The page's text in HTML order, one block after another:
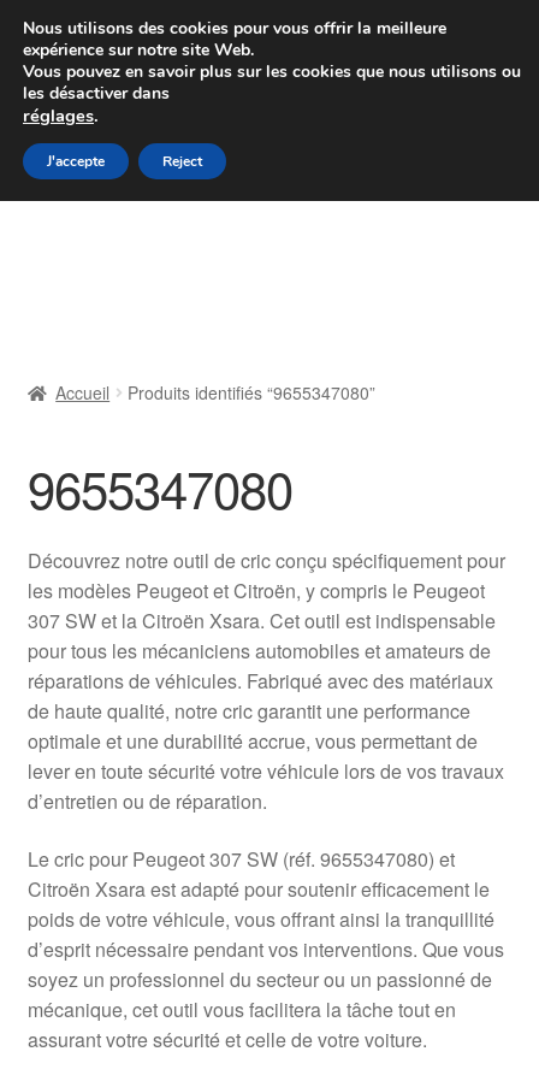
Colissimo livraison à partir de 7 EUR
Du lundi au vendredi de 9 h à 16 h
Aller
à
Aller
au
Livraison
Livraison internationale
Mon compte
Paiements
Panier
Plainte
Politique de confidentialité
Procédure de Réclamation
Termes et conditions
Accueil Produits identifiés “9655347080”
9655347080
Découvrez notre outil de cric conçu spécifiquement pour
les modèles Peugeot et Citroën, y compris le Peugeot
307 SW et la Citroën Xsara. Cet outil est indispensable
pour tous les mécaniciens automobiles et amateurs de
réparations de véhicules. Fabriqué avec des matériaux
de haute qualité, notre cric garantit une performance
optimale et une durabilité accrue, vous permettant de
lever en toute sécurité votre véhicule lors de vos travaux
d’entretien ou de réparation.
Le cric pour Peugeot 307 SW (réf. 9655347080) et
Citroën Xsara est adapté pour soutenir efficacement le
poids de votre véhicule, vous offrant ainsi la tranquillité
d’esprit nécessaire pendant vos interventions. Que vous
soyez un professionnel du secteur ou un passionné de
mécanique, cet outil vous facilitera la tâche tout en
assurant votre sécurité et celle de votre voiture.
Nous utilisons des cookies pour vous offrir la meilleure
expérience sur notre site Web.
Vous pouvez en savoir plus sur les cookies que nous utilisons ou
les désactiver dans
réglages.
J'accepte Reject